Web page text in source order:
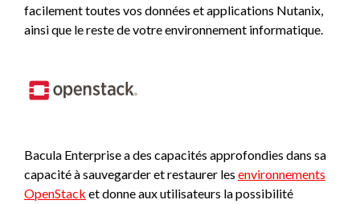
facilement toutes vos données et applications Nutanix,
ainsi que le reste de votre environnement informatique.
Bacula Enterprise a des capacités approfondies dans sa
capacité à sauvegarder et restaurer les environnements
OpenStack et donne aux utilisateurs la possibilité